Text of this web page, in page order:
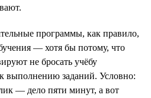
программы, как правило,
— хотя бы потому, что
не бросать учёбу
выполнению заданий. Условно:
— дело пяти минут, а вот